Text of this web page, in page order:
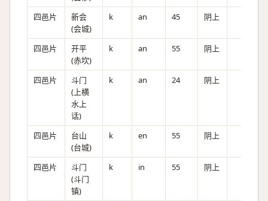
四邑片
新会
(会城)
k an 45 阴上
四邑片
开平
(赤坎)
k an 55 阴上
四邑片
斗门
(上横
水上
话)
k an 24 阴上
四邑片
台山
(台城)
k en 55 阴上
四邑片
斗门
(斗门
镇)
k in 55 阴上